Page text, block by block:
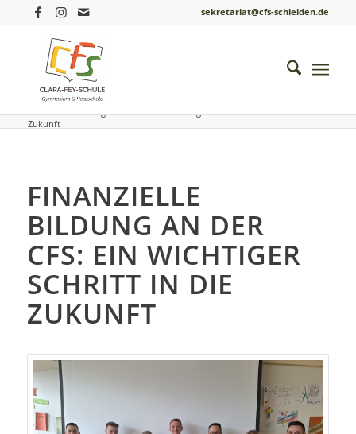
sekretariat@cfs-schleiden.de
Du bist hier: Startseite
Berufsorientierung
Finanzielle Bildung an der CFS: Ein wichtiger Schritt in die
Zukunft
FINANZIELLE
BILDUNG AN DER
CFS: EIN WICHTIGER
SCHRITT IN DIE
ZUKUNFT